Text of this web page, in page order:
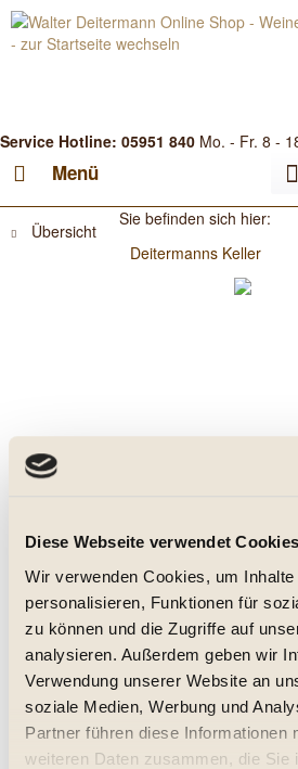
Diese Webseite verwendet Cookies
Wir verwenden Cookies, um
personalisieren, Funktionen für
zu können und die Zugriffe auf
analysieren. Außerdem geben wir
Verwendung unserer Website an
soziale Medien, Werbung und
Partner führen diese Informationen
weiteren Daten zusammen, die Sie
Service Hotline: 05951 840 Mo. - Fr. 8 -
Menü
Übersicht
Sie befinden sich hier:
Deitermanns Keller
Château de Tiregand -
trocken, Jg. 2020
19,95 € *
Inhalt:0.75 Liter (26,60 € * / 1 Liter)
inkl. MwSt.zzgl. Versandkosten
Lieferzeit ca. 1-3 Tage**
In den